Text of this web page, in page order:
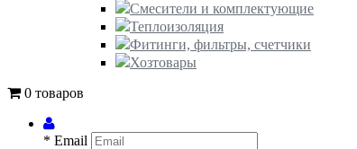
Смесители и комплектующие
Теплоизоляция
Фитинги, фильтры, счетчики
Хозтовары
0 товаров
* Email